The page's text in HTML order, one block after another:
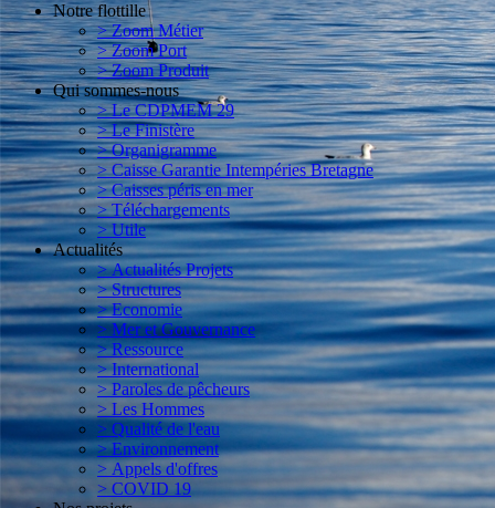
Notre flottille
> Zoom Métier
> Zoom Port
> Zoom Produit
Qui sommes-nous
> Le CDPMEM 29
> Le Finistère
> Organigramme
> Caisse Garantie Intempéries Bretagne
> Caisses péris en mer
> Téléchargements
> Utile
Actualités
> Actualités Projets
> Structures
> Economie
> Mer et Gouvernance
> Ressource
> International
> Paroles de pêcheurs
> Les Hommes
> Qualité de l'eau
> Environnement
> Appels d'offres
> COVID 19